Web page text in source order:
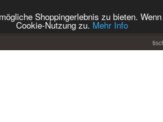
Shoppingerlebnis zu bieten.
Cookie-Nutzung zu. Mehr Info